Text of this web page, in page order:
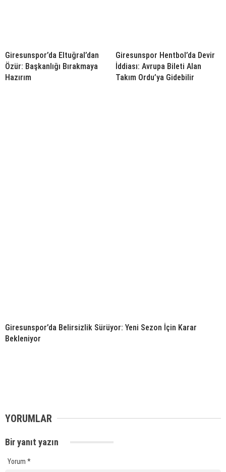
Giresunspor’da Eltuğral’dan
Özür: Başkanlığı Bırakmaya
Hazırım
Giresunspor Hentbol’da Devir
İddiası: Avrupa Bileti Alan
Takım Ordu’ya Gidebilir
Giresunspor’da Belirsizlik Sürüyor: Yeni Sezon İçin Karar
Bekleniyor
YORUMLAR
Bir yanıt yazın
Yorum *